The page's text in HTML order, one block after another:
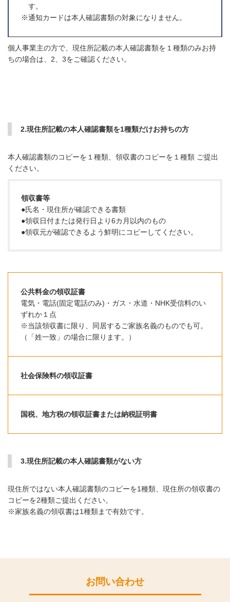
す。
※通知カードは本人確認書類の対象になりません。
個人事業主の方で、現住所記載の本人確認書類を１種類のみお持
ちの場合は、2、3をご確認ください。
2.現住所記載の本人確認書類を1種類だけお持ちの方
本人確認書類のコピーを１種類、領収書のコピーを１種類 ご提出
ください。
領収書等
●氏名・現住所が確認できる書類
●領収日付または発行日より6カ月以内のもの
●領収元が確認できるよう鮮明にコピーしてください。
公共料金の領収証書
電気・電話(固定電話のみ)・ガス・水道・NHK受信料のい
ずれか１点
※当該領収書に限り、同居するご家族名義のものでも可。
（「姓一致」の場合に限ります。）
社会保険料の領収証書
国税、地方税の領収証書または納税証明書
3.現住所記載の本人確認書類がない方
現住所ではない本人確認書類のコピーを1種類、現住所の領収書の
コピーを2種類ご提出ください。
※家族名義の領収書は1種類まで有効です。
お問い合わせ